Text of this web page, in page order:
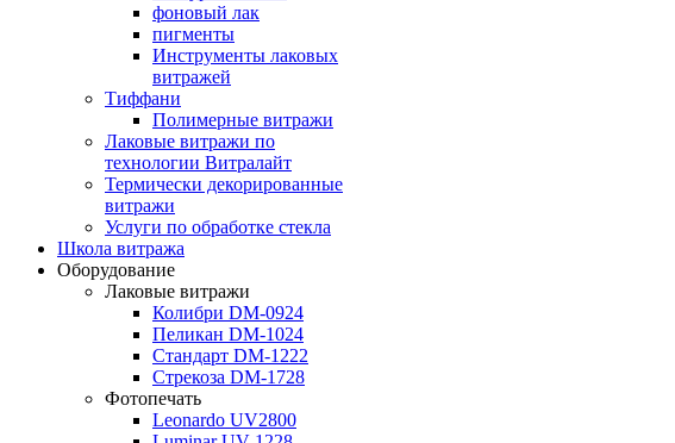
фоновый лак
пигменты
Инструменты лаковых
витражей
Тиффани
Полимерные витражи
Лаковые витражи по
технологии Витралайт
Термически декорированные
витражи
Услуги по обработке стекла
Школа витража
Оборудование
Лаковые витражи
Колибри DM-0924
Пеликан DM-1024
Стандарт DM-1222
Стрекоза DM-1728
Фотопечать
Leonardo UV2800